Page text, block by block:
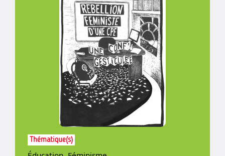
Thématique(s)